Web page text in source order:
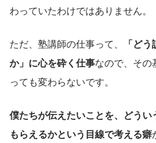
わっていたわけではありません。
ただ、塾講師の仕事って、
「ど
か」に心を砕く仕事なので、その
っても変わらないです。
僕たちが伝えたいことを、どう
もらえるかという目線で考える癖